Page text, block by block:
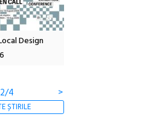
Design
2/4 >
ȘTIRILE